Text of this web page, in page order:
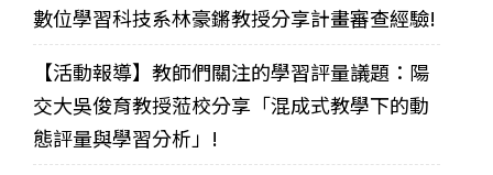
數位學習科技系林豪鏘教授分享計畫審查經驗!
【活動報導】教師們關注的學習評量議題：陽
交大吳俊育教授蒞校分享「混成式教學下的動
態評量與學習分析」!